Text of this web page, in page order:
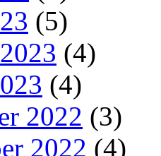
(5)
(4)
(4)
2022 (3)
2022 (4)